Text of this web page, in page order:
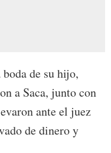
de su hijo,
a Saca, junto con
ante el juez
de dinero y